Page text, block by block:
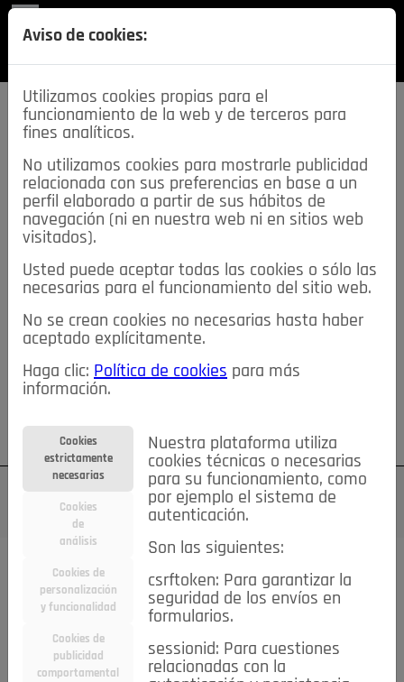
SECCIONES
descarga esta
REVISTA
≡NOTICIAS
NOTICIAS SERVICIOS DE INTERÉS
TABLÓN DE ANUNCIOS MIS ANUNCIOS CONTACTO
NOSOTROS
Su cuenta Regístrese ¿Olvidó su contraseña?
TODAS Deporte Bicicletas Deportes y Ocio
Electrodomésticos
Niños y Bebés Inmobiliaria Construcción y Reformas
Aviso de cookies:
Utilizamos cookies propias para el
funcionamiento de la web y de terceros para
fines analíticos.
No utilizamos cookies para mostrarle publicidad
relacionada con sus preferencias en base a un
perfil elaborado a partir de sus hábitos de
navegación (ni en nuestra web ni en sitios web
visitados).
Usted puede aceptar todas las cookies o sólo las
necesarias para el funcionamiento del sitio web.
No se crean cookies no necesarias hasta haber
aceptado explícitamente.
Haga clic: Política de cookies para más
información.
Cookies
estrictamente
necesarias
Cookies
de
análisis
Cookies de
personalización
y funcionalidad
Cookies de
publicidad
comportamental
Nuestra plataforma utiliza
cookies técnicas o necesarias
para su funcionamiento, como
por ejemplo el sistema de
autenticación.
Son las siguientes:
csrftoken: Para garantizar la
seguridad de los envíos en
formularios.
sessionid: Para cuestiones
relacionadas con la